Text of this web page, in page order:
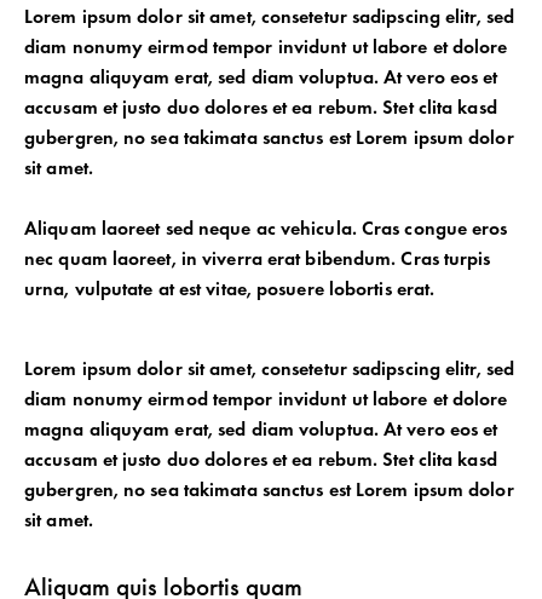
Lorem ipsum dolor sit amet, consetetur sadipscing elitr, sed
diam nonumy eirmod tempor invidunt ut labore et dolore
magna aliquyam erat, sed diam voluptua. At vero eos et
accusam et justo duo dolores et ea rebum. Stet clita kasd
gubergren, no sea takimata sanctus est Lorem ipsum dolor
sit amet.
Aliquam laoreet sed neque ac vehicula. Cras congue eros
nec quam laoreet, in viverra erat bibendum. Cras turpis
urna, vulputate at est vitae, posuere lobortis erat.
Lorem ipsum dolor sit amet, consetetur sadipscing elitr, sed
diam nonumy eirmod tempor invidunt ut labore et dolore
magna aliquyam erat, sed diam voluptua. At vero eos et
accusam et justo duo dolores et ea rebum. Stet clita kasd
gubergren, no sea takimata sanctus est Lorem ipsum dolor
sit amet.
Aliquam quis lobortis quam